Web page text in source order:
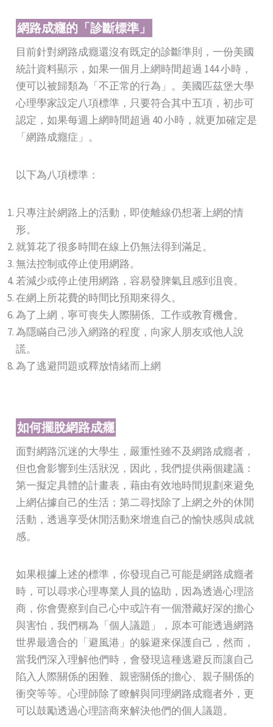
網路成癮的「診斷標準」
目前針對網路成癮還沒有既定的診斷準則，一份美國
統計資料顯示，如果一個月上網時間超過 144 小時，
便可以被歸類為「不正常的行為」。美國匹茲堡大學
心理學家設定八項標準，只要符合其中五項，初步可
認定，如果每週上網時間超過 40 小時，就更加確定是
「網路成癮症」。
以下為八項標準：
只專注於網路上的活動，即使離線仍想著上網的情
形。
就算花了很多時間在線上仍無法得到滿足。
無法控制或停止使用網路。
若減少或停止使用網路，容易發脾氣且感到沮喪。
在網上所花費的時間比預期來得久。
為了上網，寧可喪失人際關係、工作或教育機會。
為隱瞞自己涉入網路的程度，向家人朋友或他人說
謊。
為了逃避問題或釋放情緒而上網
如何擺脫網路成癮
面對網路沉迷的大學生，嚴重性雖不及網路成癮者，
但也會影響到生活狀況，因此，我們提供兩個建議：
第一擬定具體的計畫表，藉由有效地時間規劃來避免
上網佔據自己的生活；第二尋找除了上網之外的休閒
活動，透過享受休閒活動來增進自己的愉快感與成就
感。
如果根據上述的標準，你發現自己可能是網路成癮者
時，可以尋求心理專業人員的協助，因為透過心理諮
商，你會覺察到自己心中或許有一個潛藏好深的擔心
與害怕，我們稱為「個人議題」，原本可能透過網路
世界最適合的「避風港」的躲避來保護自己，然而，
當我們深入理解他們時，會發現這種逃避反而讓自己
陷入人際關係的困難、親密關係的擔心、親子關係的
衝突等等。心理師除了瞭解與同理網路成癮者外，更
可以鼓勵透過心理諮商來解決他們的個人議題。